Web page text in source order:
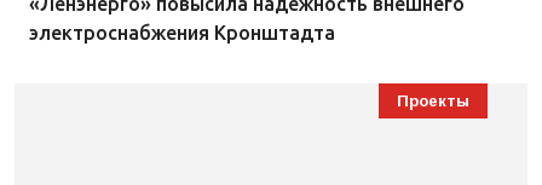
электроснабжения Кронштадта
Проекты